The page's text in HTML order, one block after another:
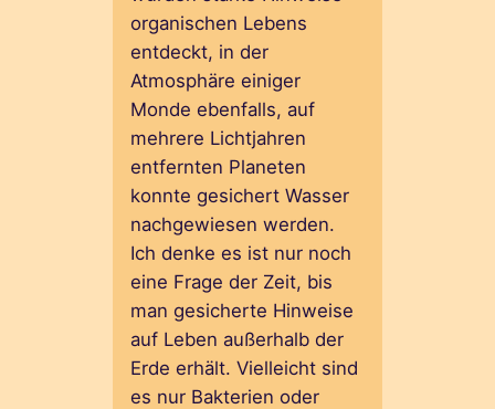
organischen Lebens
entdeckt, in der
Atmosphäre einiger
Monde ebenfalls, auf
mehrere Lichtjahren
entfernten Planeten
konnte gesichert Wasser
nachgewiesen werden.
Ich denke es ist nur noch
eine Frage der Zeit, bis
man gesicherte Hinweise
auf Leben außerhalb der
Erde erhält. Vielleicht sind
es nur Bakterien oder